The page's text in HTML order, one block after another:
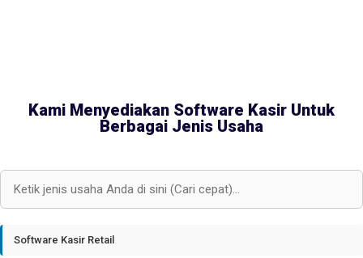
Kami Menyediakan Software Kasir Untuk
Berbagai Jenis Usaha
Software Kasir Retail